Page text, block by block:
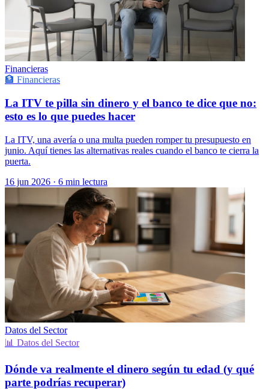
Financieras
🏦 Financieras
La ITV te pilla sin dinero y el banco te dice que no:
esto es lo que puedes hacer
La ITV, una avería o una multa pueden romper tu presupuesto en
junio. Aquí tienes las alternativas reales cuando el banco te cierra la
puerta.
16 jun 2026 · 6 min lectura
Datos del Sector
📊 Datos del Sector
Dónde va realmente el dinero según tu edad (y qué
parte podrías recuperar)